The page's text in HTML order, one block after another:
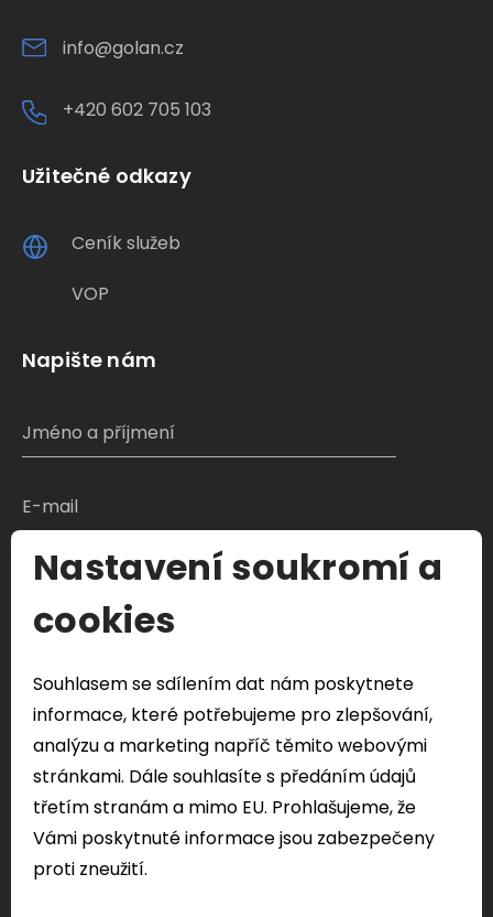
info@golan.cz
+420 602 705 103
Užitečné odkazy
Ceník služeb
VOP
Napište nám
S čím Vám můžeme pomoci?
Odeslat formulář
Veškeré Vaše osobní údaje odeslány přes tento
formulář budou použity pouze k řešení vašeho
dotazu.
Nastavení soukromí a
cookies
Souhlasem se sdílením dat nám poskytnete
informace, které potřebujeme pro zlepšování,
analýzu a marketing napříč těmito webovými
stránkami. Dále souhlasíte s předáním údajů
třetím stranám a mimo EU. Prohlašujeme, že
Vámi poskytnuté informace jsou zabezpečeny
proti zneužití.